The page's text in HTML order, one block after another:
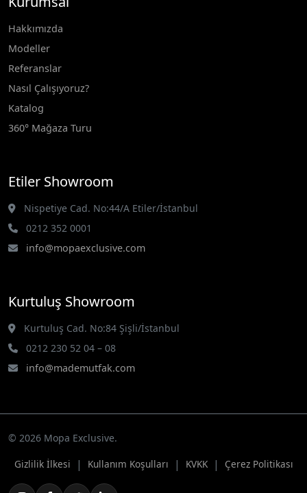
Hakkımızda
Modeller
Referanslar
Nasıl Çalışıyoruz?
Katalog
360° Mağaza Turu
Etiler Showroom
Nispetiye Cad. No:44/A Etiler/İstanbul
0212 352 0001
info@mopaexclusive.com
Kurtuluş Showroom
Kurtuluş Cad. No:84 Şişli/İstanbul
0212 230 52 04 – 08
info@mademutfak.com
© 2026 Mopa Exclusive.
Gizlilik İlkesi
| Kullanım Koşulları | KVKK | Çerez Politikası